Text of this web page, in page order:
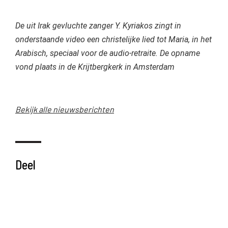
De uit Irak gevluchte zanger Y. Kyriakos zingt in
onderstaande video een christelijke lied tot Maria, in het
Arabisch, speciaal voor de audio-retraite. De opname
vond plaats in de Krijtbergkerk in Amsterdam
Bekijk alle nieuwsberichten
Deel